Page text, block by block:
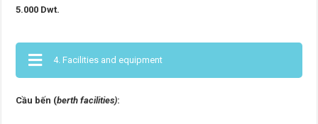
5.000 Dwt.
4. Facilities and equipment
Cầu bến (berth facilities):